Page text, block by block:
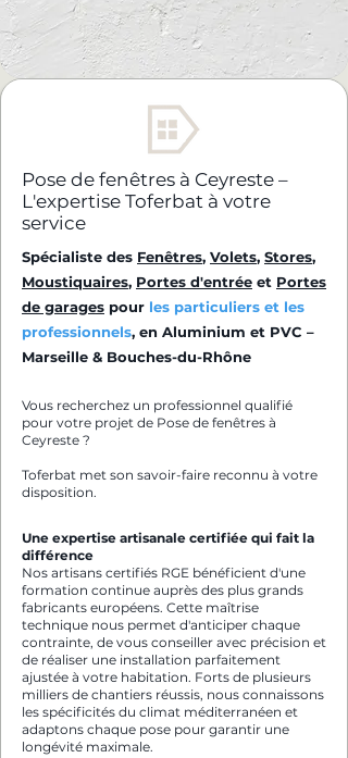
Pose de fenêtres à Ceyreste –
L'expertise Toferbat à votre
service
Spécialiste des Fenêtres, Volets, Stores,
Moustiquaires, Portes d'entrée et Portes
de garages pour les particuliers et les
professionnels, en Aluminium et PVC –
Marseille & Bouches-du-Rhône
Vous recherchez un professionnel qualifié
pour votre projet de Pose de fenêtres à
Ceyreste ?
Toferbat met son savoir-faire reconnu à votre
disposition.
Une expertise artisanale certifiée qui fait la
différence
Nos artisans certifiés RGE bénéficient d'une
formation continue auprès des plus grands
fabricants européens. Cette maîtrise
technique nous permet d'anticiper chaque
contrainte, de vous conseiller avec précision et
de réaliser une installation parfaitement
ajustée à votre habitation. Forts de plusieurs
milliers de chantiers réussis, nous connaissons
les spécificités du climat méditerranéen et
adaptons chaque pose pour garantir une
longévité maximale.